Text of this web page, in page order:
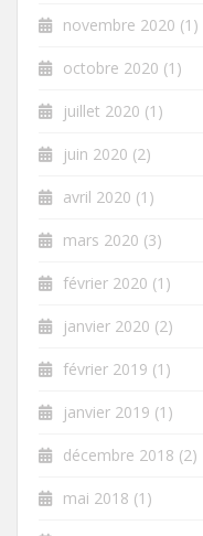
novembre 2020 (1)
octobre 2020 (1)
juillet 2020 (1)
juin 2020 (2)
avril 2020 (1)
mars 2020 (3)
février 2020 (1)
janvier 2020 (2)
février 2019 (1)
janvier 2019 (1)
décembre 2018 (2)
mai 2018 (1)